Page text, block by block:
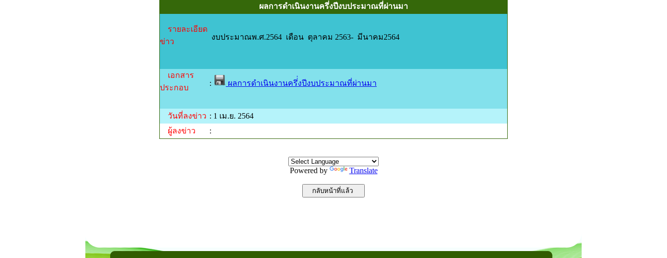
ผลการดำเนินงานครึ่่งปีงบประมาณที่ผ่านมา
รายละเอียด
ข่าว
งบประมาณพ.ศ.2564 เดือน ตุลาคม 2563- มีนาคม2564
เอกสาร
ประกอบ
: ผลการดำเนินงานครึ่่งปีงบประมาณที่ผ่านมา
วันที่ลงข่าว : 1 เม.ย. 2564
ผู้ลงข่าว
:
Powered by Translate